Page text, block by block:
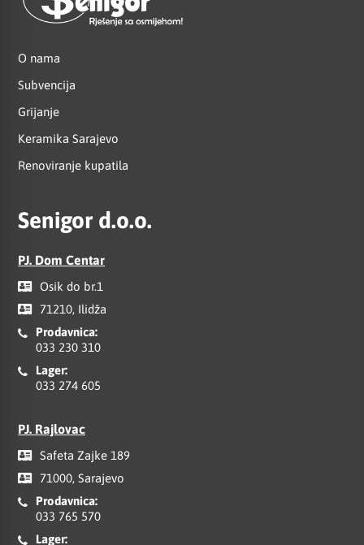
O nama
Subvencija
Grijanje
Keramika Sarajevo
Renoviranje kupatila
Senigor d.o.o.
PJ. Dom Centar
Osik do br.1
71210, Ilidža
Prodavnica:
033 230 310
Lager:
033 274 605
PJ. Rajlovac
Safeta Zajke 189
71000, Sarajevo
Prodavnica:
033 765 570
Lager: